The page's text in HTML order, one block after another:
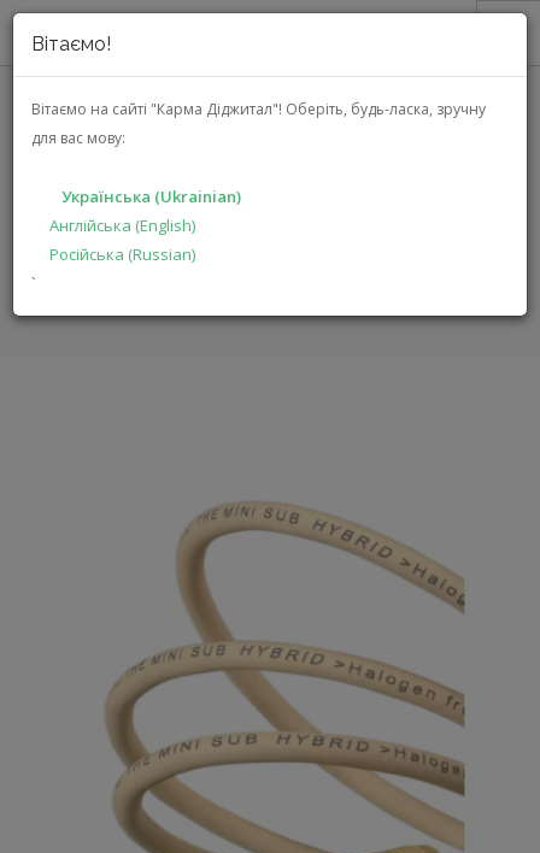
Вітаємо!
Вітаємо на сайті "Карма Діджитал"! Оберіть, будь-ласка, зручну
для вас мову:
Українська (Ukrainian)
Англійська (English)
Російська (Russian)
`
ПРО НАС
АКЦІЇ
РІШЕННЯ
ВИРОБНИКАМ
VAN DEN HUL MINISUB HYBRID
ГОЛОВНА КАТАЛОГ